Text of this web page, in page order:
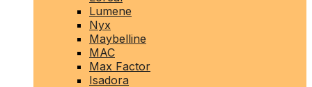
Lumene
Nyx
Maybelline
MAC
Max Factor
Isadora